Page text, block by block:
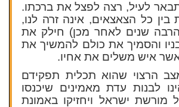
לעיל, רצה לפצל את ברכתו.
בין כל הצאצאים, אינה זרה לנו,
שנים לאחר מכן) חילק את
והסמיך את כולם להמשיך את
איש משלים את אחיו.
הרצוי שהוא תכלית תפקידם
לבנות עדת מאמינים שיכנסו
מורשת ישראל ויחזיקו באמונת